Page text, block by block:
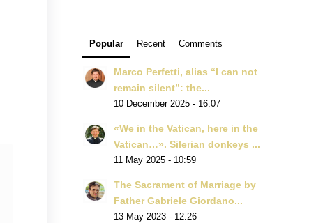
Popular Recent Comments
Marco Perfetti, alias “I can not
remain silent”: the...
10 December 2025 - 16:07
«We in the Vatican, here in the
Vatican…». Silerian donkeys ...
11 May 2025 - 10:59
The Sacrament of Marriage by
Father Gabriele Giordano...
13 May 2023 - 12:26